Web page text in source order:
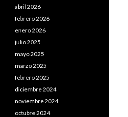
abril 2026
febrero 2026
enero 2026
julio 2025
mayo 2025
marzo 2025
febrero 2025
diciembre 2024
noviembre 2024
octubre 2024